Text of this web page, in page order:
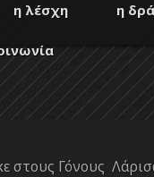
η λέσχη η
στους Γόνους